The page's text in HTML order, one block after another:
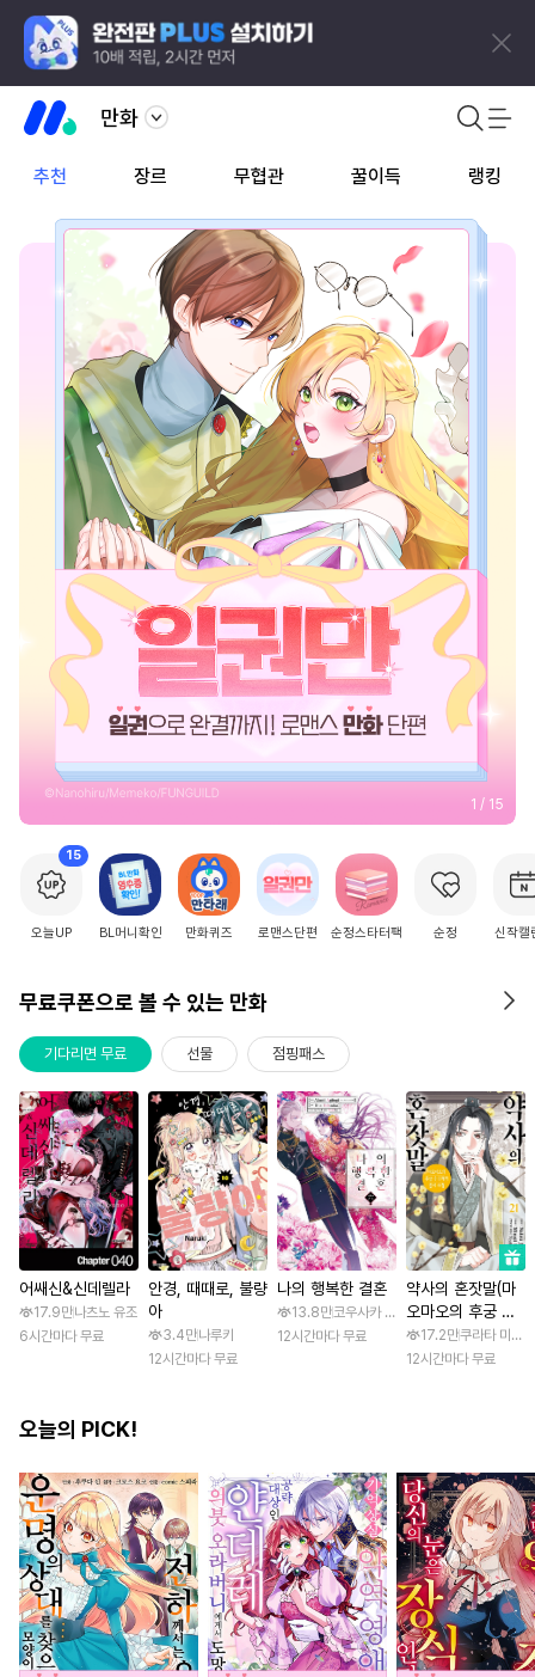
만화
추천 장르 무협관 꿀이득 랭킹
2 / 15
15
오늘UP BL머니확인 만화퀴즈 로맨스단편 순정스타터팩 순정 신작캘
무료쿠폰으로 볼 수 있는 만화
기다리면 무료 선물 점핑패스
어쌔신&신데렐라
17.9만나츠노 유조
6시간마다 무료
안경, 때때로, 불량
아
3.4만나루키
12시간마다 무료
나의 행복한 결혼
13.8만코우사카 리토 / 아기토기 아쿠미
12시간마다 무료
약사의 혼잣말(마
오마오의 후궁 수
수께끼 풀이수첩)
17.2만쿠라타 미노
12시간마다 무료
오늘의 PICK!